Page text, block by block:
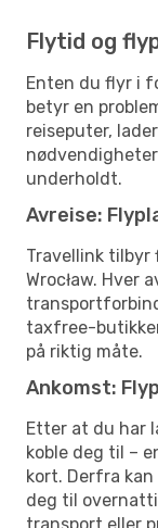
Flytid og
Enten du flyr i
betyr en
reiseputer,
underholdt.
Avreise:
Travellink tilbyr
Wrocław. Hver
taxfree-
på riktig måte.
Ankomst:
Etter at du har
koble deg til –
kort. Derfra
deg til